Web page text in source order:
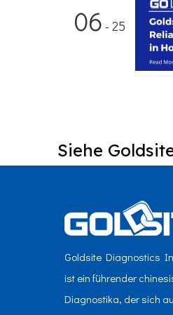
06 - 25
Siehe
Goldsite Diagnostics
ist ein führender
Diagnostika, der sich